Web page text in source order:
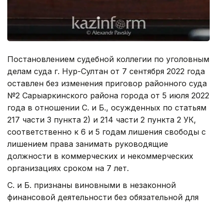
Постановлением судебной коллегии по уголовным
делам суда г. Нур-Султан от 7 сентября 2022 года
оставлен без изменения приговор районного суда
№2 Сарыаркинского района города от 5 июля 2022
года в отношении С. и Б., осужденных по статьям
217 части 3 пункта 2) и 214 части 2 пункта 2 УК,
соответственно к 6 и 5 годам лишения свободы с
лишением права занимать руководящие
должности в коммерческих и некоммерческих
организациях сроком на 7 лет.
С. и Б. признаны виновными в незаконной
финансовой деятельности без обязательной для